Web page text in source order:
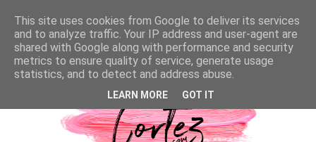
This site uses cookies from Google to deliver its services
and to analyze traffic. Your IP address and user-agent are
shared with Google along with performance and security
metrics to ensure quality of service, generate usage
statistics, and to detect and address abuse.
LEARN MORE GOT IT